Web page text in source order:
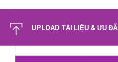
UPLOAD TÀI LIỆU & ƯU ĐÃI